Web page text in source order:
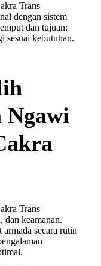
Trans
dengan sistem
dan tujuan;
sesuai kebutuhan.
Ngawi
Trans
dan keamanan.
secara rutin